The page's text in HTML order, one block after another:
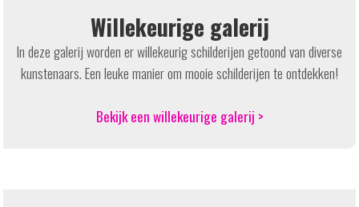
Willekeurige galerij
In deze galerij worden er willekeurig schilderijen getoond van diverse
kunstenaars. Een leuke manier om mooie schilderijen te ontdekken!
Bekijk een willekeurige galerij >